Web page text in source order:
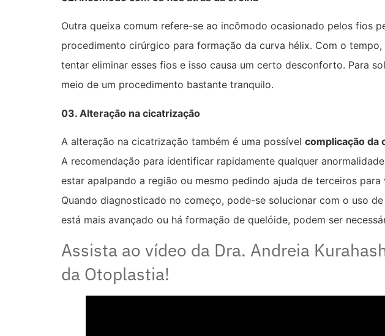
Outra queixa comum refere-se ao incômodo ocasionado pelos fios
procedimento cirúrgico para formação da curva hélix. Com o
tentar eliminar esses fios e isso causa um certo desconforto. Para
meio de um procedimento bastante tranquilo.
03. Alteração na cicatrização
A alteração na cicatrização também é uma possível complicação da
A recomendação para identificar rapidamente qualquer
estar apalpando a região ou mesmo pedindo ajuda de terceiros
Quando diagnosticado no começo, pode-se solucionar com o uso
está mais avançado ou há formação de quelóide, podem ser
Assista ao vídeo da Dra. Andreia
da Otoplastia!